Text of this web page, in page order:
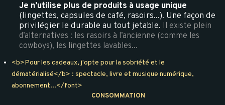
Je n’utilise plus de produits à usage unique
(lingettes, capsules de café, rasoirs...). Une façon de
privilégier le durable au tout jetable. Il existe plein
d’alternatives : les rasoirs à l’ancienne (comme les
cowboys), les lingettes lavables...
<b>Pour les cadeaux, j'opte pour la sobriété et le
dématérialisé</b> : spectacle, livre et musique numérique,
abonnement...</font>
CONSOMMATION